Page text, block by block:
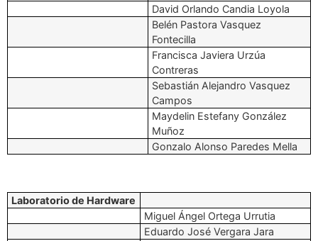
David Orlando Candia Loyola
Belén Pastora Vasquez
Fontecilla
Francisca Javiera Urzúa
Contreras
Sebastián Alejandro Vasquez
Campos
Maydelin Estefany González
Muñoz
Gonzalo Alonso Paredes Mella
Laboratorio de Hardware
Miguel Ángel Ortega Urrutia
Eduardo José Vergara Jara